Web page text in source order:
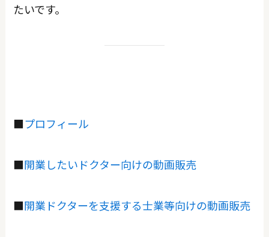
たいです。
■プロフィール
■開業したいドクター向けの動画販売
■開業ドクターを支援する士業等向けの動画販売